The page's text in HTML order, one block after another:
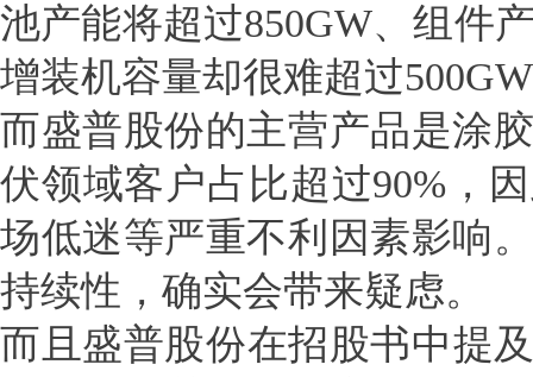
池产能将超过850GW、组件
增装机容量却很难超过
而盛普股份的主营产品是涂
伏领域客户占比超过90%，
场低迷等严重不利因素影响
持续性，确实会带来疑虑。
而且盛普股份在招股书中提